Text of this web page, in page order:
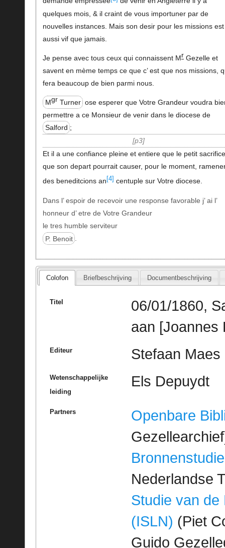
quelques mois, & il craint de vous importuner par de
nouvelles instances. Mais son desir pour les missions est
aussi vif que jamais.
Je pense avec tous ceux qui connaissent MrGezelle et
savent en mème temps ce que c’ est que nos missions,
fera beaucoup de bien parmi nous.
Mgr Turner ose esperer que Votre Grandeur voudra
permettre a ce Monsieur de venir dans le diocese de
Salford ;
p3
Et il a une confiance pleine et entiere que le petit
que son depart pourrait causer, pour le moment,
des beneditcions an [4] centuple sur Votre diocese.
Dans l’ espoir de recevoir une response favorable j’ ai l’
honneur d’ etre de Votre Grandeur
le tres humble serviteur
P. Benoit .
Colofon Briefbeschrijving Documentbeschrijving
Titel
06/01/1860,
aan [Joannes
Editeur Stefaan Maes
Wetenschappelijke
leiding
Els Depuydt
Partners
Openbare
Bronnenstudie
Nederlandse
Studie van de
(ISLN) (Piet
Guido